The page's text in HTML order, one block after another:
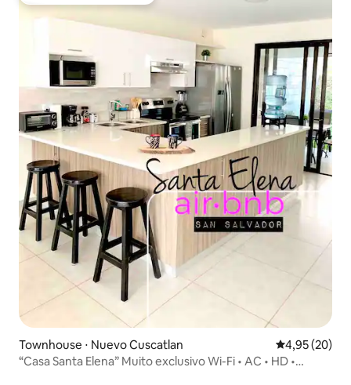
Townhouse ⋅ Nuevo Cuscatlan 4,95 de uma
4,95 (20)
“Casa Santa Elena” Muito exclusivo Wi-Fi • AC • HD •